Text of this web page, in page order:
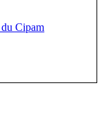
Cipam